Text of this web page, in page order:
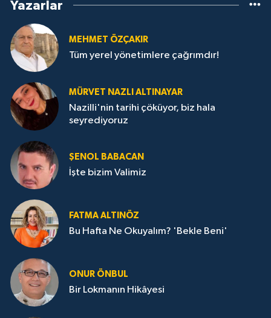
Yazarlar
MEHMET ÖZÇAKIR
Tüm yerel yönetimlere çağrımdır!
MÜRVET NAZLI ALTINAYAR
Nazilli'nin tarihi çöküyor, biz hala
seyrediyoruz
ŞENOL BABACAN
İşte bizim Valimiz
FATMA ALTINÖZ
Bu Hafta Ne Okuyalım? 'Bekle Beni'
ONUR ÖNBUL
Bir Lokmanın Hikâyesi